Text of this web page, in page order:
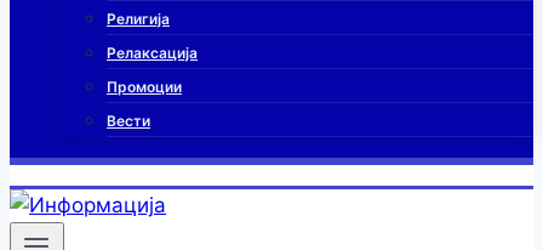
Религија
Релаксација
Промоции
Вести